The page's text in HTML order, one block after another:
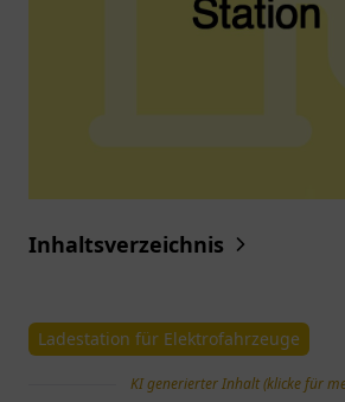
Inhaltsverzeichnis
Ladestation für Elektrofahrzeuge
KI generierter Inhalt (klicke für